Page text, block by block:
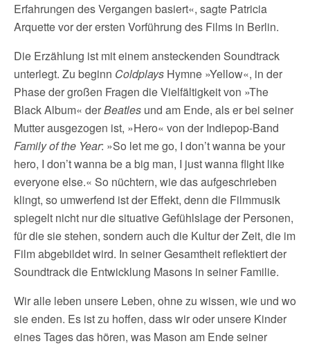
Erfahrungen des Vergangen basiert«, sagte Patricia
Arquette vor der ersten Vorführung des Films in Berlin.
Die Erzählung ist mit einem ansteckenden Soundtrack
unterlegt. Zu beginn Coldplays Hymne »Yellow«, in der
Phase der großen Fragen die Vielfältigkeit von »The
Black Album« derBeatles und am Ende, als er bei seiner
Mutter ausgezogen ist, »Hero« von der Indiepop-Band
Family of the Year: »So let me go, I don’t wanna be your
hero, I don’t wanna be a big man, I just wanna flight like
everyone else.« So nüchtern, wie das aufgeschrieben
klingt, so umwerfend ist der Effekt, denn die Filmmusik
spiegelt nicht nur die situative Gefühlslage der Personen,
für die sie stehen, sondern auch die Kultur der Zeit, die im
Film abgebildet wird. In seiner Gesamtheit reflektiert der
Soundtrack die Entwicklung Masons in seiner Familie.
Wir alle leben unsere Leben, ohne zu wissen, wie und wo
sie enden. Es ist zu hoffen, dass wir oder unsere Kinder
eines Tages das hören, was Mason am Ende seiner